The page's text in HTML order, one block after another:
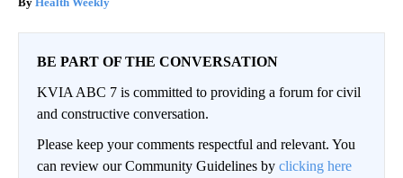
BE PART OF THE CONVERSATION
KVIA ABC 7 is committed to providing a forum for civil
and constructive conversation.
Please keep your comments respectful and relevant. You
can review our Community Guidelines by clicking here